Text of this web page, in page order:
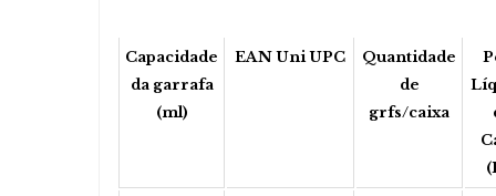
Capacidade
da garrafa
(ml)
EAN Uni UPC
Quantidade
de
grfs/caixa